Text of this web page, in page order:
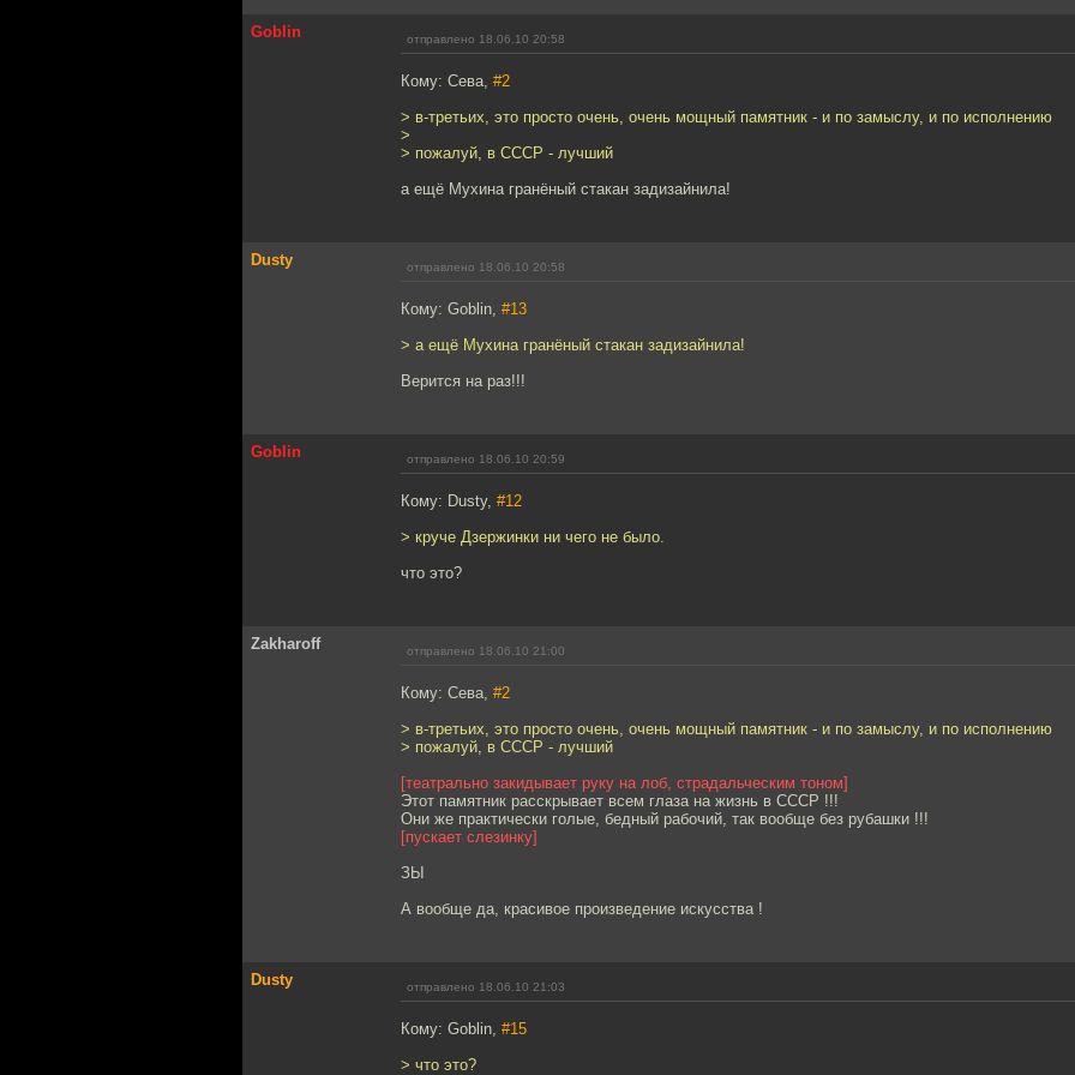
Goblin отправлено 18.06.10 20:58
Кому: Сева, #2
> в-третьих, это просто очень, очень мощный памятник - и по замыслу, и по исполнению
>
> пожалуй, в СССР - лучший
а ещё Мухина гранёный стакан задизайнила!
Dusty отправлено 18.06.10 20:58
Кому: Goblin, #13
> а ещё Мухина гранёный стакан задизайнила!
Верится на раз!!!
Goblin отправлено 18.06.10 20:59
Кому: Dusty, #12
> круче Дзержинки ни чего не было.
что это?
Zakharoff отправлено 18.06.10 21:00
Кому: Сева, #2
> в-третьих, это просто очень, очень мощный памятник - и по замыслу, и по исполнению
> пожалуй, в СССР - лучший
[театрально закидывает руку на лоб, страдальческим тоном]
Этот памятник расскрывает всем глаза на жизнь в СССР !!!
Они же практически голые, бедный рабочий, так вообще без рубашки !!!
[пускает слезинку]
ЗЫ
А вообще да, красивое произведение искусства !
Dusty отправлено 18.06.10 21:03
Кому: Goblin, #15
> что это?